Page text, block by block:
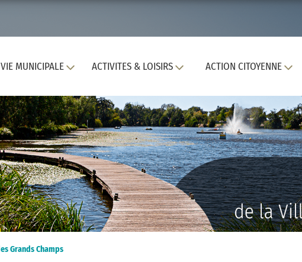
VIE MUNICIPALE ACTIVITES & LOISIRS ACTION CITOYENNE
Grands Champs